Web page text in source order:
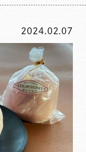
2024.02.07